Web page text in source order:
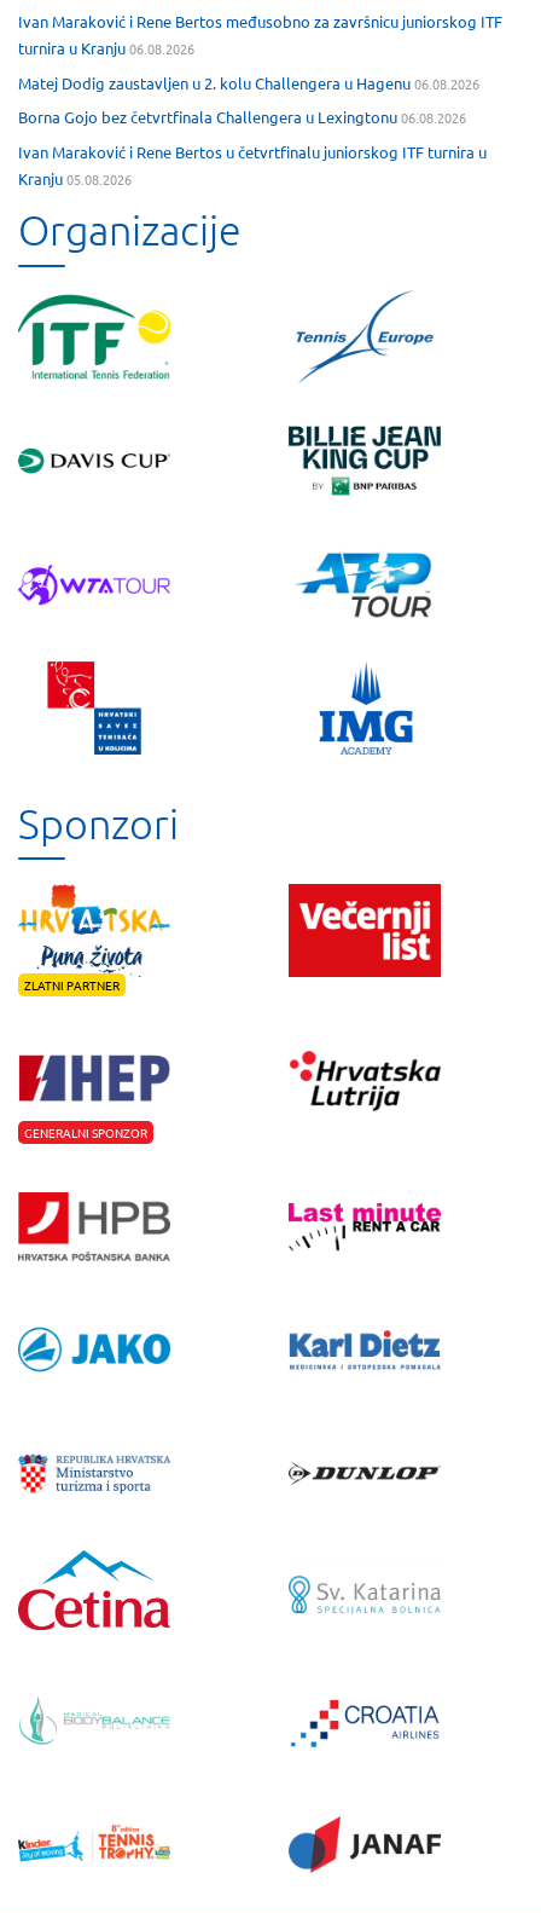
Ivan Maraković i Rene Bertos međusobno za završnicu juniorskog ITF
turnira u Kranju06.08.2026
Matej Dodig zaustavljen u 2. kolu Challengera u Hagenu06.08.2026
Borna Gojo bez četvrtfinala Challengera u Lexingtonu06.08.2026
Ivan Maraković i Rene Bertos u četvrtfinalu juniorskog ITF turnira u
Kranju05.08.2026
Organizacije
Sponzori
ZLATNI PARTNER
GENERALNI SPONZOR